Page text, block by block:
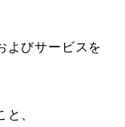
よびサービスを
、